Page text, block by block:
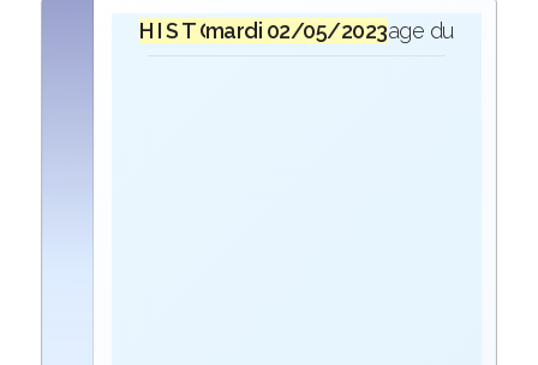
H I S T O R I Q U Elors du tirage du
mardi 02/05/2023